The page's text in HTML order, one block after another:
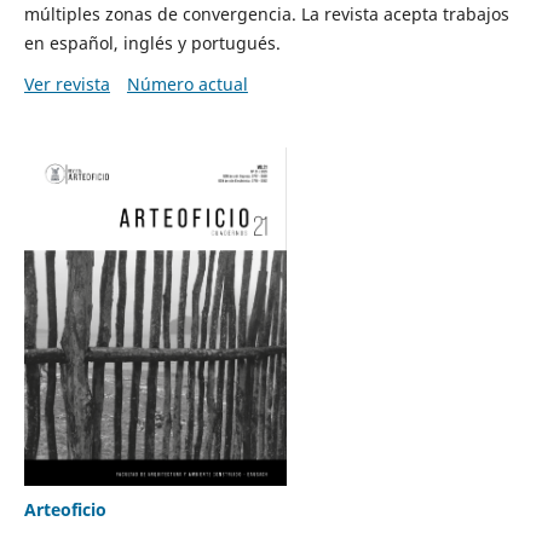
múltiples zonas de convergencia. La revista acepta trabajos
en español, inglés y portugués.
Ver revista
Número actual
Arteoficio